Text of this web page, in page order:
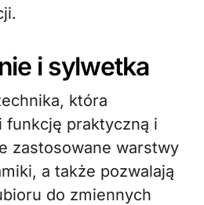
i sylwetka
która
funkcję praktyczną i
zastosowane warstwy
a także pozwalają
do zmiennych